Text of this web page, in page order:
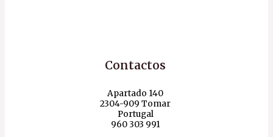
Contactos
Apartado 140
2304-909 Tomar
Portugal
960 303 991